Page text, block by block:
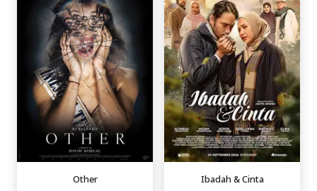
Other Ibadah & Cinta